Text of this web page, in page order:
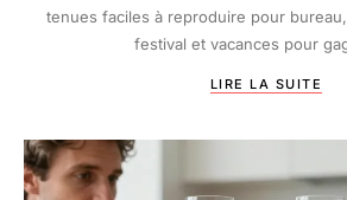
tenues faciles à reproduire pour
festival et vacances pour
LIRE LA SUITE